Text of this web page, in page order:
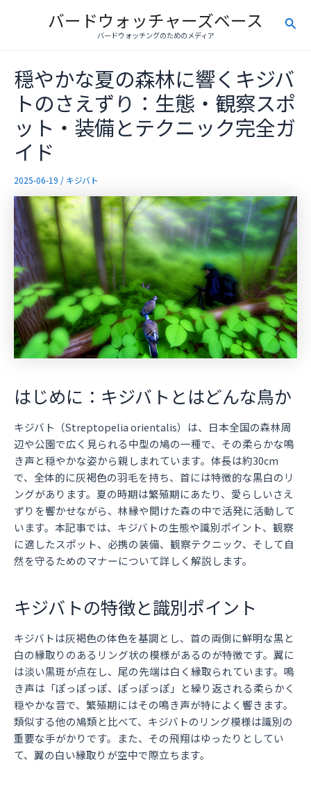
バードウォッチャーズベース
バードウォッチングのためのメディア
検
穏やかな夏の森林に響くキジバ
トのさえずり：生態・観察スポ
ット・装備とテクニック完全ガ
イド
2025-06-19 / キジバト
はじめに：キジバトとはどんな鳥か
キジバト（Streptopelia orientalis）は、日本全国の森林周
辺や公園で広く見られる中型の鳩の一種で、その柔らかな鳴
き声と穏やかな姿から親しまれています。体長は約30cm
で、全体的に灰褐色の羽毛を持ち、首には特徴的な黒白のリ
ングがあります。夏の時期は繁殖期にあたり、愛らしいさえ
ずりを響かせながら、林縁や開けた森の中で活発に活動して
います。本記事では、キジバトの生態や識別ポイント、観察
に適したスポット、必携の装備、観察テクニック、そして自
然を守るためのマナーについて詳しく解説します。
キジバトの特徴と識別ポイント
キジバトは灰褐色の体色を基調とし、首の両側に鮮明な黒と
白の縁取りのあるリング状の模様があるのが特徴です。翼に
は淡い黒斑が点在し、尾の先端は白く縁取られています。鳴
き声は「ぽっぽっぽ、ぽっぽっぽ」と繰り返される柔らかく
穏やかな音で、繁殖期にはその鳴き声が特によく響きます。
類似する他の鳩類と比べて、キジバトのリング模様は識別の
重要な手がかりです。また、その飛翔はゆったりとしてい
て、翼の白い縁取りが空中で際立ちます。